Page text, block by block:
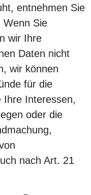
entnehmen Sie
Wenn Sie
wir Ihre
Daten nicht
wir können
für die
Ihre Interessen,
oder die
nach Art. 21